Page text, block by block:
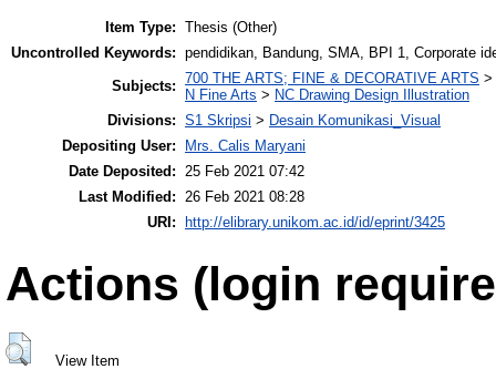
Item Type: Thesis (Other)
Uncontrolled Keywords: pendidikan, Bandung, SMA, BPI 1, Corporate
Subjects: 700 THE ARTS; FINE & DECORATIVE ARTS >
N Fine Arts > NC Drawing Design Illustration
Divisions: S1 Skripsi > Desain Komunikasi_Visual
Depositing User:
Mrs. Calis Maryani
Date Deposited: 25 Feb 2021 07:42
Last Modified: 26 Feb 2021 08:28
URI:
http://elibrary.unikom.ac.id/id/eprint/3425
Actions (login
View Item